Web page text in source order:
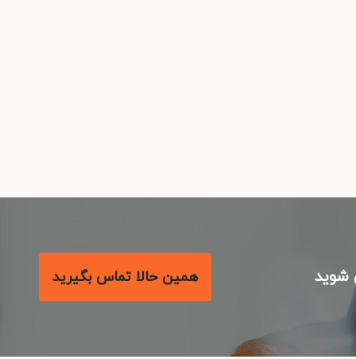
همین حالا تماس بگیرید